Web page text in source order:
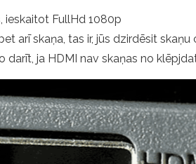
ieskaitot FullHd 1080p
arī skaņa, tas ir, jūs dzirdēsit
ja HDMI nav skaņas no